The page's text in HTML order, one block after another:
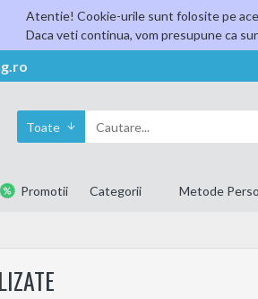
Atentie! Cookie-urile sunt folosite pe
Daca veti continua, vom presupune ca
Toate
Promotii Categorii Metode